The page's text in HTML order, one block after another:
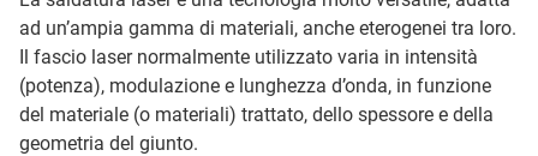
ad un’ampia gamma di materiali, anche eterogenei tra loro.
Il fascio laser normalmente utilizzato varia in intensità
(potenza), modulazione e lunghezza d’onda, in funzione
del materiale (o materiali) trattato, dello spessore e della
geometria del giunto.